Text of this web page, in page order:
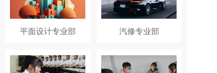
平面设计专业部 汽修专业部